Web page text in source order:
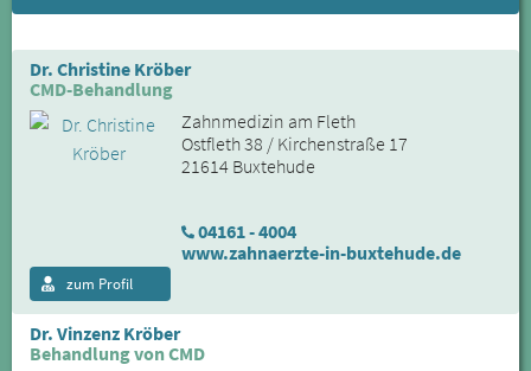
Dr. Christine Kröber
CMD-Behandlung
Zahnmedizin am Fleth
Ostfleth 38 / Kirchenstraße 17
21614 Buxtehude
04161 - 4004
www.zahnaerzte-in-buxtehude.de
zum Profil
Dr. Vinzenz Kröber
Behandlung von CMD